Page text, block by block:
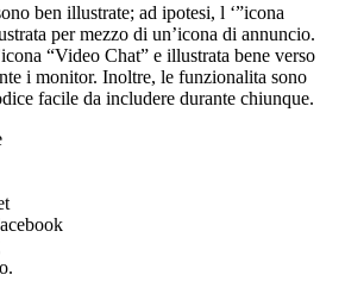
ben illustrate; ad ipotesi, l ‘”icona
per mezzo di un’icona di annuncio.
“Video Chat” e illustrata bene verso
i monitor. Inoltre, le funzionalita sono
facile da includere durante chiunque.